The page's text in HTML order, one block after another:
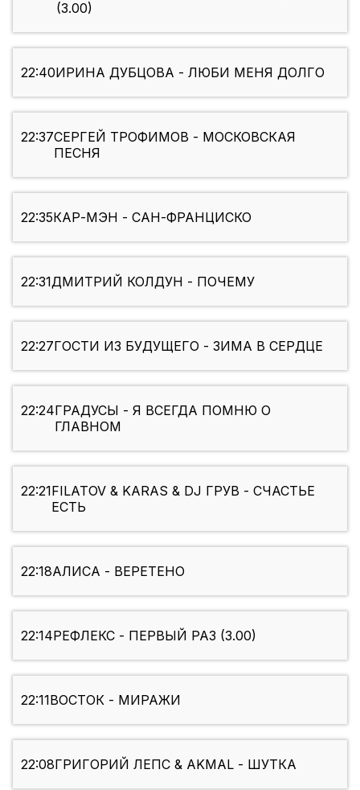
(3.00)
22:40ИРИНА ДУБЦОВА - ЛЮБИ МЕНЯ ДОЛГО
22:37СЕРГЕЙ ТРОФИМОВ - МОСКОВСКАЯ
ПЕСНЯ
22:35КАР-МЭН - САН-ФРАНЦИСКО
22:31ДМИТРИЙ КОЛДУН - ПОЧЕМУ
22:27ГОСТИ ИЗ БУДУЩЕГО - ЗИМА В СЕРДЦЕ
22:24ГРАДУСЫ - Я ВСЕГДА ПОМНЮ О
ГЛАВНОМ
22:21FILATOV & KARAS & DJ ГРУВ - СЧАСТЬЕ
ЕСТЬ
22:18АЛИСА - ВЕРЕТЕНО
22:14РЕФЛЕКС - ПЕРВЫЙ РАЗ (3.00)
22:11ВОСТОК - МИРАЖИ
22:08ГРИГОРИЙ ЛЕПС & AKMAL - ШУТКА